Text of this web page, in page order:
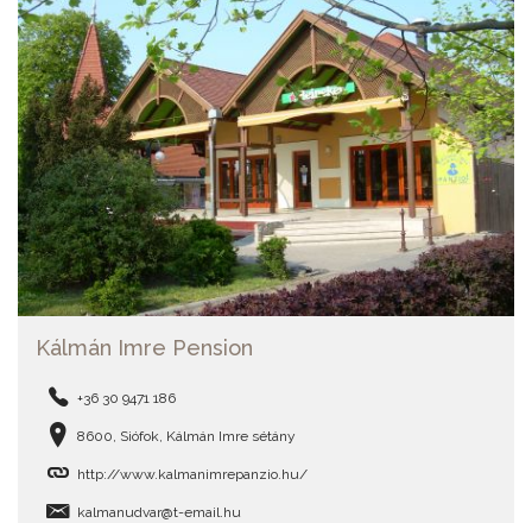
Kálmán Imre Pension
+36 30 9471 186
8600, Siófok, Kálmán Imre sétány
http://www.kalmanimrepanzio.hu/
kalmanudvar@t-email.hu